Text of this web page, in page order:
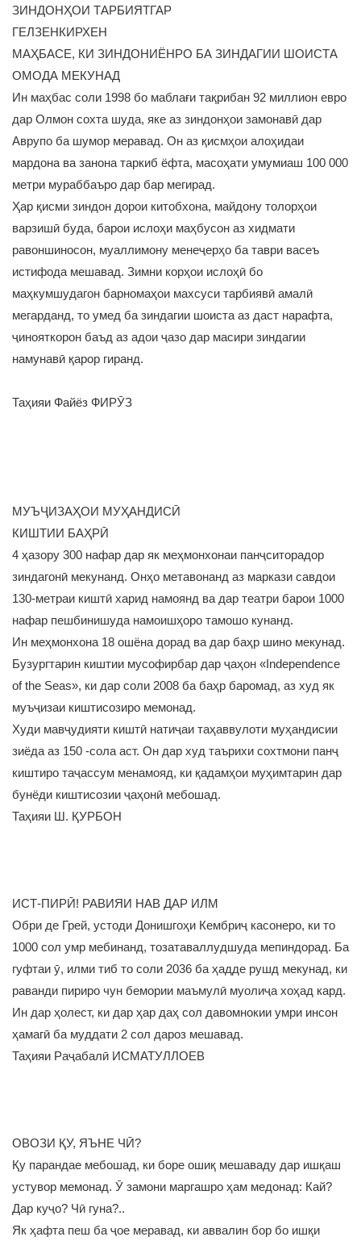
ЗИНДОНҲОИ ТАРБИЯТГАР
ГЕЛЗЕНКИРХЕН
МАҲБАСЕ, КИ ЗИНДОНИЁНРО БА ЗИНДАГИИ ШОИСТА
ОМОДА МЕКУНАД
Ин маҳбас соли 1998 бо маблағи тақрибан 92 миллион евро
дар Олмон сохта шуда, яке аз зиндонҳои замонавӣ дар
Аврупо ба шумор меравад. Он аз қисмҳои алоҳидаи
мардона ва занона таркиб ёфта, масоҳати умумиаш 100 000
метри мураббаъро дар бар мегирад.
Ҳар қисми зиндон дорои китобхона, майдону толорҳои
варзишӣ буда, барои ислоҳи маҳбусон аз хидмати
равоншиносон, муаллимону менеҷерҳо ба таври васеъ
истифода мешавад. Зимни корҳои ислоҳӣ бо
маҳкумшудагон барномаҳои махсуси тарбиявӣ амалӣ
мегарданд, то умед ба зиндагии шоиста аз даст нарафта,
ҷинояткорон баъд аз адои ҷазо дар масири зиндагии
намунавӣ қарор гиранд.
Таҳияи Файёз ФИРӮЗ
МУЪҶИЗАҲОИ МУҲАНДИСӢ
КИШТИИ БАҲРӢ
4 ҳазору 300 нафар дар як меҳмонхонаи панҷситорадор
зиндагонӣ мекунанд. Онҳо метавонанд аз маркази савдои
130-метраи киштӣ харид намоянд ва дар театри барои 1000
нафар пешбинишуда намоишҳоро тамошо кунанд.
Ин меҳмонхона 18 ошёна дорад ва дар баҳр шино мекунад.
Бузургтарин киштии мусофирбар дар ҷаҳон «Independence
of the Seas», ки дар соли 2008 ба баҳр баромад, аз худ як
муъҷизаи киштисозиро мемонад.
Худи мавҷудияти киштӣ натиҷаи таҳаввулоти муҳандисии
зиёда аз 150 -сола аст. Он дар худ таърихи сохтмони панҷ
киштиро таҷассум менамояд, ки қадамҳои муҳимтарин дар
бунёди киштисозии ҷаҳонӣ мебошад.
Таҳияи Ш. ҚУРБОН
ИСТ-ПИРӢ! РАВИЯИ НАВ ДАР ИЛМ
Обри де Грей, устоди Донишгоҳи Кембриҷ касонеро, ки то
1000 сол умр мебинанд, тозатаваллудшуда мепиндорад. Ба
гуфтаи ӯ, илми тиб то соли 2036 ба ҳадде рушд мекунад, ки
раванди пириро чун бемории маъмулӣ муолиҷа хоҳад кард.
Ин дар ҳолест, ки дар ҳар даҳ сол давомнокии умри инсон
ҳамагӣ ба муддати 2 сол дароз мешавад.
Таҳияи Раҷабалӣ ИСМАТУЛЛОЕВ
ОВОЗИ ҚУ, ЯЪНЕ ЧӢ?
Қу парандае мебошад, ки боре ошиқ мешаваду дар ишқаш
устувор мемонад. Ӯ замони маргашро ҳам медонад: Кай?
Дар куҷо? Чӣ гуна?..
Як ҳафта пеш ба ҷое меравад, ки аввалин бор бо ишқи